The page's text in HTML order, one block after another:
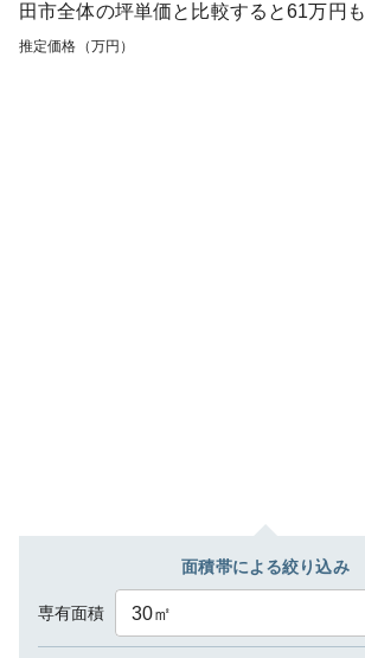
田市全体の坪単価と比較すると61万円も
推定価格（万円）
面積帯による絞り込み
専有面積 30㎡